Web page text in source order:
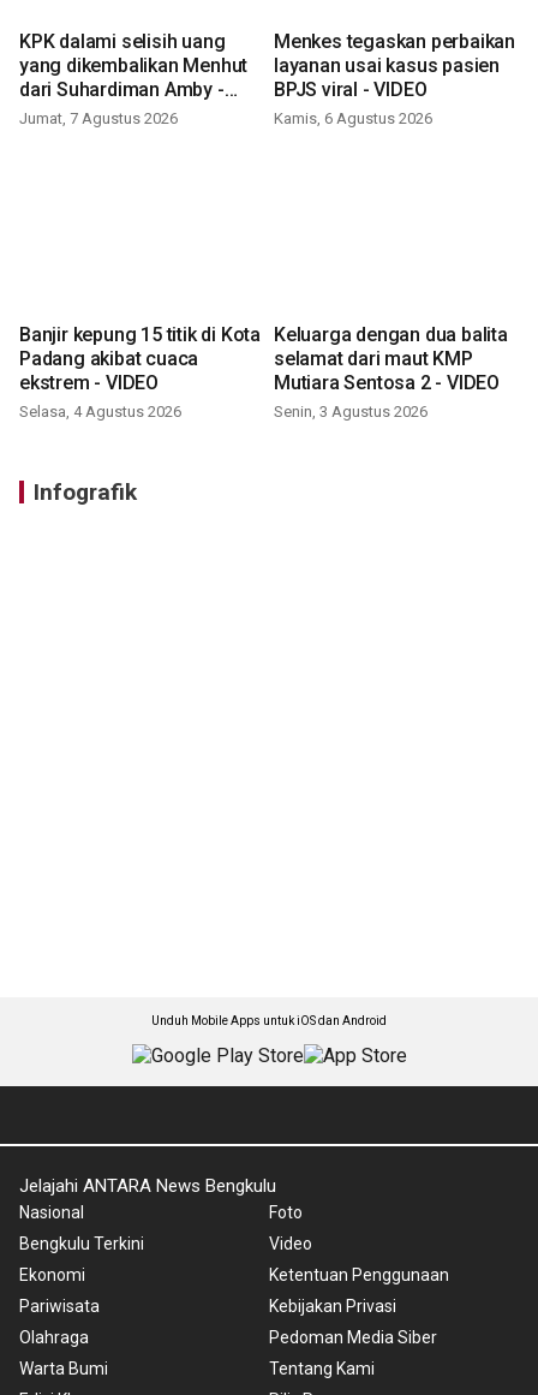
KPK dalami selisih uang
yang dikembalikan Menhut
dari Suhardiman Amby -
VIDEO
Jumat, 7 Agustus 2026
Menkes tegaskan perbaikan
layanan usai kasus pasien
BPJS viral - VIDEO
Kamis, 6 Agustus 2026
Banjir kepung 15 titik di Kota
Padang akibat cuaca
ekstrem - VIDEO
Selasa, 4 Agustus 2026
Keluarga dengan dua balita
selamat dari maut KMP
Mutiara Sentosa 2 - VIDEO
Senin, 3 Agustus 2026
Infografik
Unduh Mobile Apps untuk iOS dan Android
Jelajahi ANTARA News Bengkulu
Nasional
Bengkulu Terkini
Ekonomi
Pariwisata
Olahraga
Warta Bumi
Foto
Video
Ketentuan Penggunaan
Kebijakan Privasi
Pedoman Media Siber
Tentang Kami